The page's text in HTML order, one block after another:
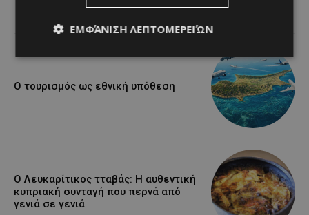
Ο τουρισμός ως εθνική υπόθεση
Ο Λευκαρίτικος τταβάς: Η αυθεντική
κυπριακή συνταγή που περνά από
γενιά σε γενιά
ΕΜΦΆΝΙΣΗ ΛΕΠΤΟΜΕΡΕΙΏΝ